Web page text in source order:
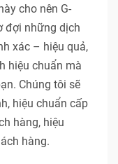
cho nên G-
đợi những dịch
xác – hiệu quả,
hiệu chuẩn mà
Chúng tôi sẽ
hiệu chuẩn cấp
hàng, hiệu
hàng.